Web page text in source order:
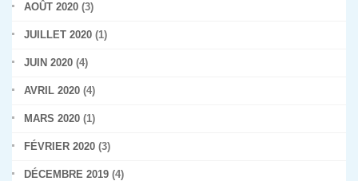
AOÛT 2020 (3)
JUILLET 2020 (1)
JUIN 2020 (4)
AVRIL 2020 (4)
MARS 2020 (1)
FÉVRIER 2020 (3)
DÉCEMBRE 2019 (4)